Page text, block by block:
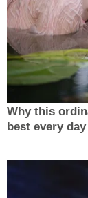
Why this
best every day